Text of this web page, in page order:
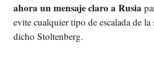
ahora un mensaje claro a Rusia
evite cualquier tipo de escalada de
dicho Stoltenberg.